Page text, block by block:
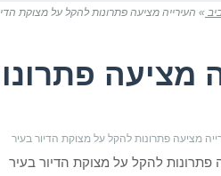
» העירייה מציעה פתרונות להקל על מצוקת
מציעה
מציעה פתרונות להקל על מצוקת הדיור בעיר